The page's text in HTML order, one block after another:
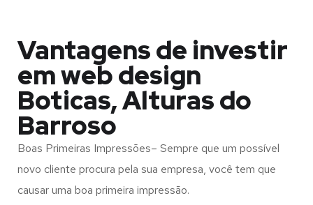
Vantagens de investir
em web design
Boticas, Alturas do
Barroso
Boas Primeiras Impressões– Sempre que um possível
novo cliente procura pela sua empresa, você tem que
causar uma boa primeira impressão.